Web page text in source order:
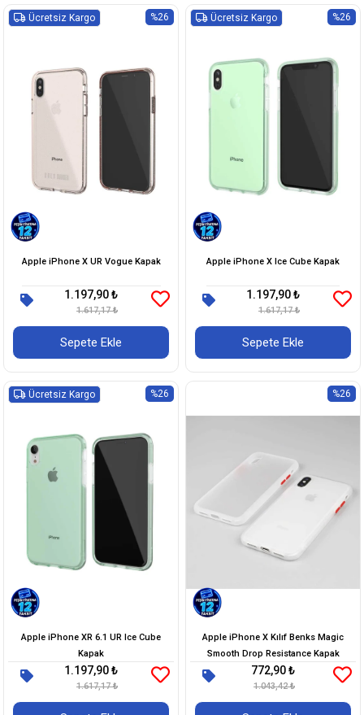
Apple iPhone X UR Vogue Kapak
1.197,90 ₺
1.617,17 ₺
Sepete Ekle
%26
Ücretsiz Kargo
Apple iPhone X Ice Cube Kapak
1.197,90 ₺
1.617,17 ₺
Sepete Ekle
%26
Ücretsiz Kargo
Apple iPhone XR 6.1 UR Ice Cube
Kapak
1.197,90 ₺
1.617,17 ₺
%26
Ücretsiz Kargo
Apple iPhone X Kılıf Benks Magic
Smooth Drop Resistance Kapak
772,90 ₺
1.043,42 ₺
%26